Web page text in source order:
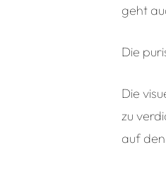
geht
Die
Die
zu
auf